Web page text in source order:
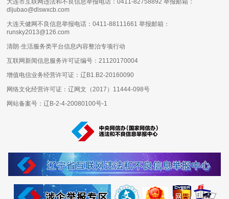
大连市互联网违法和不良信息举报电话：0411-82758892 举报邮箱：
dljubao@dlswxcb.com
大连天健网不良信息举报电话：0411-88111661 举报邮箱：
runsky2013@126.com
清朗·生活服务类平台信息内容整治专项行动
互联网新闻信息服务许可证编号：21120170004
增值电信业务经营许可证：辽B1.B2-20160090
网络文化经营许可证：辽网文（2017）11444-098号
网站备案号：辽B-2-4-20080100号-1